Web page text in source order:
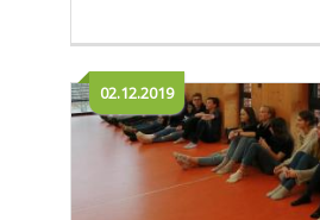
02.12.2019